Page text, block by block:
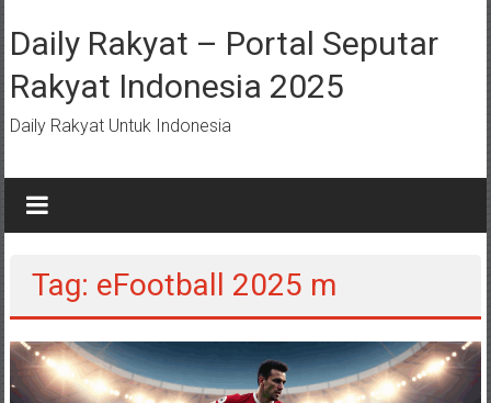
ke
konten
Daily Rakyat – Portal Seputar
Rakyat Indonesia 2025
Daily Rakyat Untuk Indonesia
Tag: eFootball 2025 m